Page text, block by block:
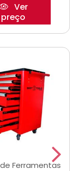
Ver
preço
Ferramentas